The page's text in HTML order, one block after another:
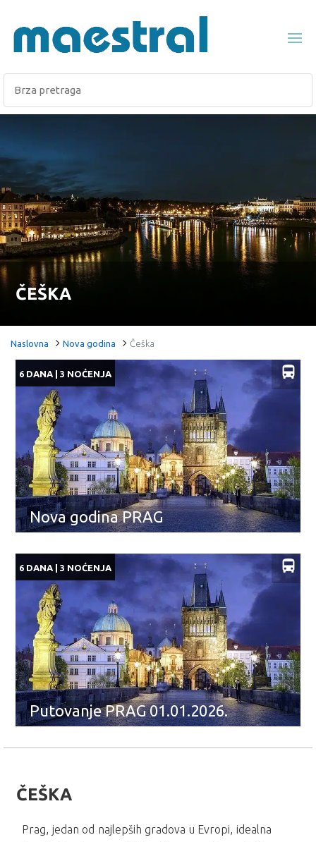
ČEŠKA
Naslovna Nova godina Češka
Nova godina PRAG
6 DANA | 3 NOĆENJA
Putovanje PRAG 01.01.2026.
6 DANA | 3 NOĆENJA
ČEŠKA
Prag, jedan od najlepših gradova u Evropi, idealna